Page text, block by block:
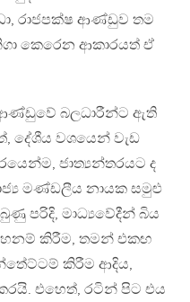
රාජපක්ෂ ආණ්ඩුව තම
කෙරෙන ආකාරයත් ඒ
ආණ්ඩුවේ බලධාරීන්ට ඇති
දේශීය වශයෙන් වැඩ
ජාත්‍යන්තරයට ද
මණ්ඩලීය නායක සමුළු
පරිදි, මාධ්‍යවේදීන් බිය
කිරීම, තමන් එකඟ
කිරීම ආදිය,
එහෙත්, රටින් පිට එය